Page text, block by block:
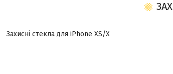
Захисні стекла для iPhone XS/X